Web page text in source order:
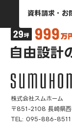
資料請求・お
株式会社スムホーム
〒851-2108 長崎県
TEL: 095-886-8511